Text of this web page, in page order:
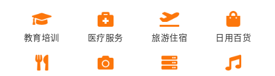
教育培训 医疗服务 旅游住宿 日用百货